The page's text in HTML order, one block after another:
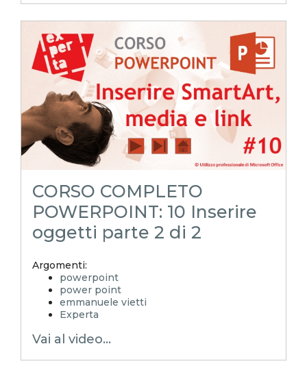
corso powerpoint
pillole powerpoint
slides
creare una presentazione
powerpoint tabella
tabella excel in powerpoint
grafico powerpoint
inserire immagine in powerpoint
immagini da web powerpoint
inserisci schermata
inserisci videata
incorporare documento in powerpoint
anteprima documento in powerpoint
powerpoint tutorial
POWERPOINToltreognilimite
POWERPOINToltreognilimiteTRUCCHIeSEGRETI
CORSO COMPLETO
POWERPOINT: 10 Inserire
oggetti parte 2 di 2
Argomenti:
powerpoint
power point
emmanuele vietti
Experta
pptx
corso powerpoint
Vai al video...